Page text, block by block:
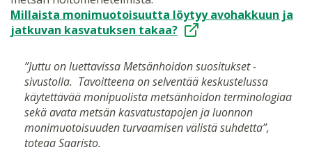
Millaista monimuotoisuutta löytyy avohakkuun ja
jatkuvan kasvatuksen takaa?
”Juttu on luettavissa Metsänhoidon suositukset -
sivustolla. Tavoitteena on selventää keskustelussa
käytettävää monipuolista metsänhoidon terminologiaa
sekä avata metsän kasvatustapojen ja luonnon
monimuotoisuuden turvaamisen välistä suhdetta”,
toteaa Saaristo.